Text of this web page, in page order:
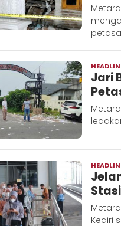
Jari
Kediri